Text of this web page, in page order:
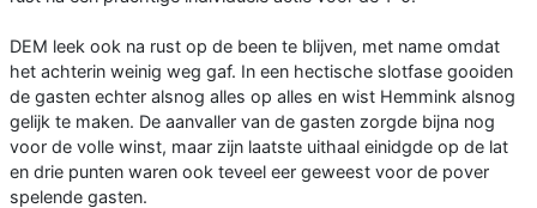
DEM leek ook na rust op de been te blijven, met name omdat
het achterin weinig weg gaf. In een hectische slotfase gooiden
de gasten echter alsnog alles op alles en wist Hemmink alsnog
gelijk te maken. De aanvaller van de gasten zorgde bijna nog
voor de volle winst, maar zijn laatste uithaal einidgde op de lat
en drie punten waren ook teveel eer geweest voor de pover
spelende gasten.